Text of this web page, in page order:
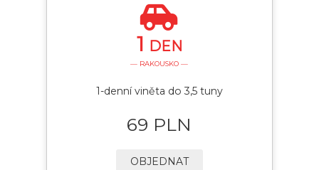
1 DEN
— RAKOUSKO —
1-denní viněta do 3,5 tuny
69 PLN
OBJEDNAT